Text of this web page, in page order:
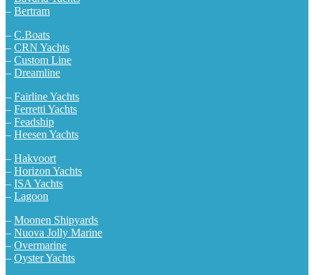
– Bertram
– C.Boats
– CRN Yachts
– Custom Line
– Dreamline
– Fairline Yachts
– Ferretti Yachts
– Feadship
– Heesen Yachts
– Hakvoort
– Horizon Yachts
– ISA Yachts
– Lagoon
– Moonen Shipyards
– Nuova Jolly Marine
– Overmarine
– Oyster Yachts